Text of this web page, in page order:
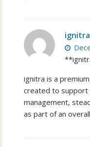
ignitra
ignitra is a
created to support
management,
as part of an